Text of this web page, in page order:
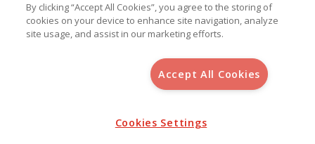
, S.L.U.(B-64405731) c/ San Norberto
Aviso Legal
Política de Cookies
By clicking “Accept All Cookies”, you agree to the storing of
cookies on your device to enhance site navigation, analyze
site usage, and assist in our marketing efforts.
Accept All Cookies
Cookies Settings